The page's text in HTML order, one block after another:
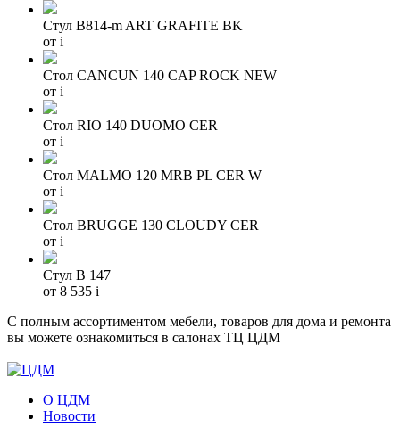
Стул B814-m ART GRAFITE BK
от i
Стол CANCUN 140 CAP ROCK NEW
от i
Стол RIO 140 DUOMO CER
от i
Стол MALMO 120 MRB PL CER W
от i
Стол BRUGGE 130 CLOUDY CER
от i
Стул B 147
от 8 535 i
С полным ассортиментом мебели, товаров для дома и ремонта
вы можете ознакомиться в салонах ТЦ ЦДМ
О ЦДМ
Новости